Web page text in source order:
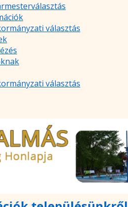
választás
választás